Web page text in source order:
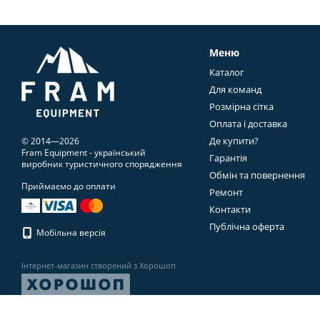
Термобілизна, в
погоду.
В залежності від
Активна- для бігу,
Пасивна- для менш
шаром флісу чи
Утеплення
В холодну пору під
© 2014—2026
Fram Equipment - український
виробник туристичного спорядження
Приймаємо до оплати
Мобільна версія
Інтернет-магазин створений з Хорошоп
Меню
Каталог
Для команд
Розмірна сітка
Оплата і доставка
Де купити?
Гарантія
Обмін та повернення
Ремонт
Контакти
Публічна оферта